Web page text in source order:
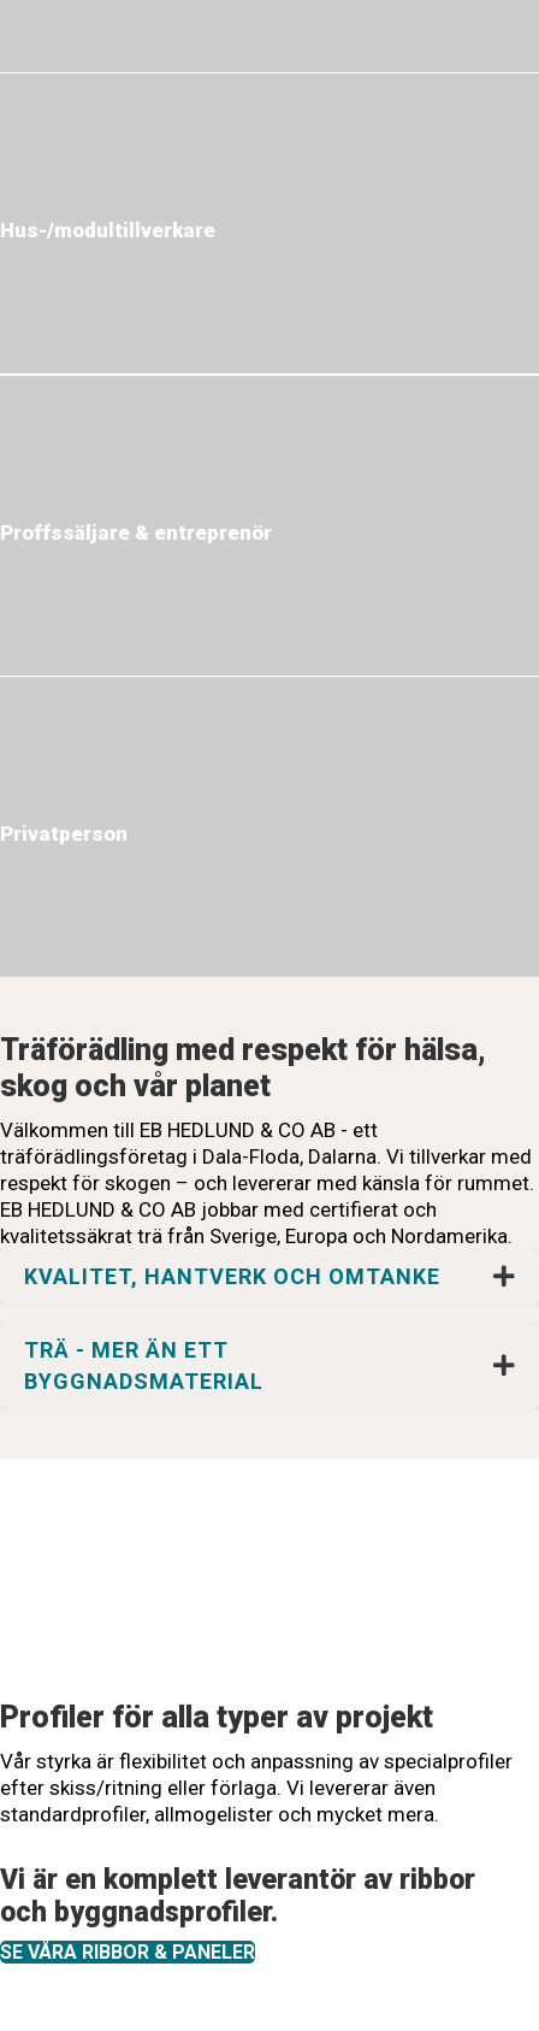
Hus-/modul­tillverkare
Proffssäljare & entreprenör
Privatperson
Träförädling med respekt för hälsa,
skog och vår planet
Välkommen till EB HEDLUND & CO AB - ett
träförädlingsföretag i Dala-Floda, Dalarna. Vi tillverkar med
respekt för skogen – och levererar med känsla för rummet.
EB HEDLUND & CO AB jobbar med certifierat och
kvalitetssäkrat trä från Sverige, Europa och Nordamerika.
KVALITET, HANTVERK OCH OMTANKE
TRÄ - MER ÄN ETT
BYGGNADSMATERIAL
Profiler för alla typer av projekt
Vår styrka är flexibilitet och anpassning av specialprofiler
efter skiss/ritning eller förlaga. Vi levererar även
standardprofiler, allmogelister och mycket mera.
Vi är en komplett leverantör av ribbor
och byggnadsprofiler.
SE VÅRA RIBBOR & PANELER